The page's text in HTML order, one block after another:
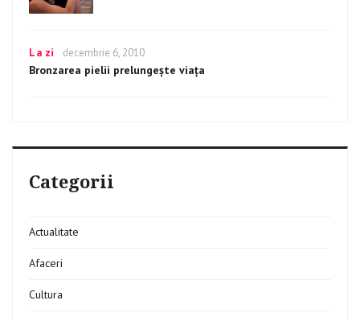
biorezonanță
Categories
La zi
Posted
on
decembrie 6, 2010
Bronzarea pielii prelungește viața
Categorii
Actualitate
Afaceri
Cultura